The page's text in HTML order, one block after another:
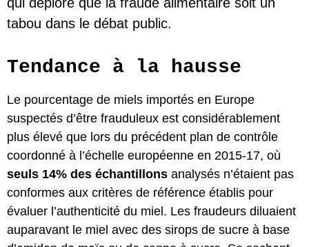
tabou dans le débat public.
Tendance à la hausse
Le pourcentage de miels importés en Europe
suspectés d’être frauduleux est considérablement
plus élevé que lors du précédent plan de contrôle
coordonné à l’échelle européenne en 2015-17, où
seuls 14% des échantillons analysés n’étaient pas
conformes aux critères de référence établis pour
évaluer l’authenticité du miel. Les fraudeurs diluaient
auparavant le miel avec des sirops de sucre à base